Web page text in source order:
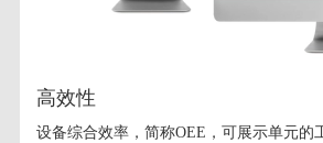
高效性
设备综合效率，简称OEE，可展示单元的